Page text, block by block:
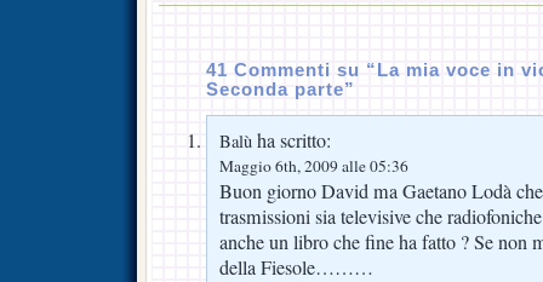
41 Commenti su “La mia voce in
Seconda parte”
Balù ha scritto:
Maggio 6th, 2009 alle 05:36
Buon giorno David ma Gaetano Lodà
trasmissioni sia televisive che
anche un libro che fine ha fatto ? Se non
della Fiesole………